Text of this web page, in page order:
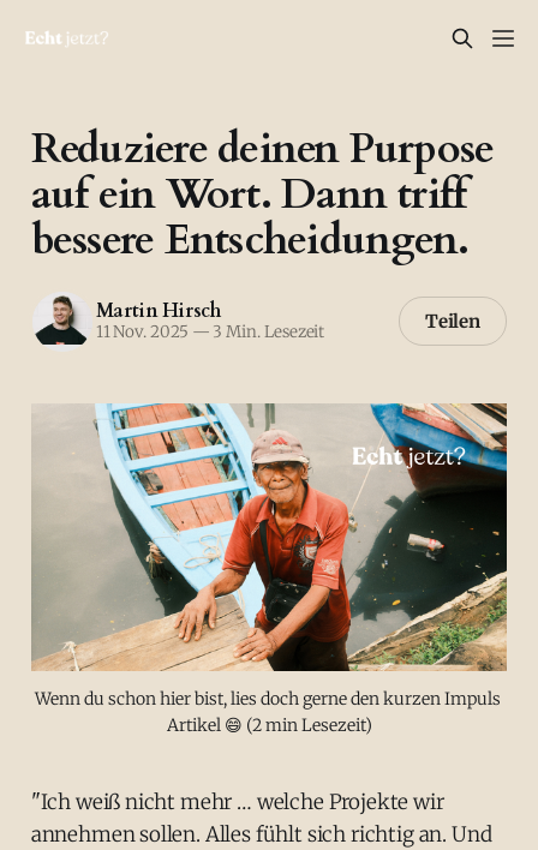
Reduziere deinen Purpose
auf ein Wort. Dann triff
bessere Entscheidungen.
Martin Hirsch
11 Nov. 2025 — 3 Min. Lesezeit Teilen
Wenn du schon hier bist, lies doch gerne den kurzen Impuls
Artikel 😄 (2 min Lesezeit)
"Ich weiß nicht mehr … welche Projekte wir
annehmen sollen. Alles fühlt sich richtig an. Und